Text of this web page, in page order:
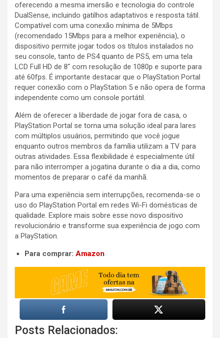
oferecendo a mesma imersão e tecnologia do controle
DualSense, incluindo gatilhos adaptativos e resposta tátil.
Compatível com uma conexão mínima de 5Mbps
(recomendado 15Mbps para a melhor experiência), o
dispositivo permite jogar todos os títulos instalados no
seu console, tanto de PS4 quanto de PS5, em uma tela
LCD Full HD de 8″ com resolução de 1080p e suporte para
até 60fps. É importante destacar que o PlayStation Portal
requer conexão com o PlayStation 5 e não opera de forma
independente como um console portátil.
Além de oferecer a liberdade de jogar fora de casa, o
PlayStation Portal se torna uma solução ideal para lares
com múltiplos usuários, permitindo que você jogue
enquanto outros membros da família utilizam a TV para
outras atividades. Essa flexibilidade é especialmente útil
para não interromper a jogatina durante o dia a dia, como
momentos de preparar o café da manhã.
Para uma experiência sem interrupções, recomenda-se o
uso do PlayStation Portal em redes Wi-Fi domésticas de
qualidade. Explore mais sobre esse novo dispositivo
revolucionário e transforme sua experiência de jogo com
a PlayStation.
Para comprar: Amazon
Posts Relacionados: